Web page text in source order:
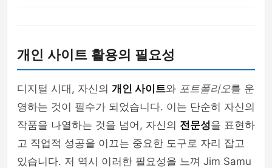
개인 사이트 활용의 필요성
디지털 시대, 자신의 개인 사이트와 포트폴리오를 운
영하는 것이 필수가 되었습니다. 이는 단순히 자신의
작품을 나열하는 것을 넘어, 자신의 전문성을 표현하
고 직업적 성공을 이끄는 중요한 도구로 자리 잡고
있습니다. 저 역시 이러한 필요성을 느껴 Jim Samu